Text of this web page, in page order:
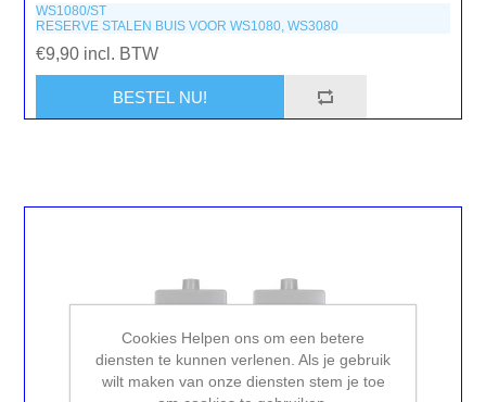
WS1080/ST
RESERVE STALEN BUIS VOOR WS1080, WS3080
€9,90 incl. BTW
Cookies Helpen ons om een betere
diensten te kunnen verlenen. Als je gebruik
wilt maken van onze diensten stem je toe